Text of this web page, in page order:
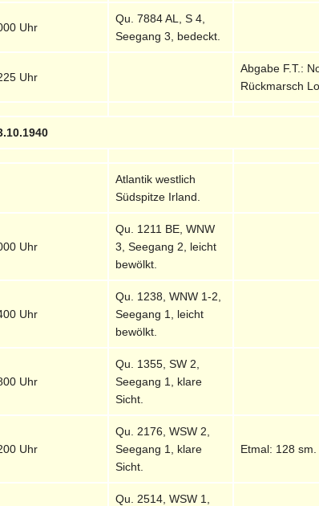
Uhr
Qu. 7884 AL, S 4,
Seegang 3, bedeckt.
Uhr
Abgabe F.T.:
Rückmarsch
Atlantik westlich
Südspitze Irland.
Uhr
Qu. 1211 BE, WNW
3, Seegang 2, leicht
bewölkt.
Uhr
Qu. 1238, WNW 1-2,
Seegang 1, leicht
bewölkt.
Uhr
Qu. 1355, SW 2,
Seegang 1, klare
Sicht.
Uhr
Qu. 2176, WSW 2,
Seegang 1, klare
Sicht.
Etmal: 128 sm.
Qu. 2514, WSW 1,